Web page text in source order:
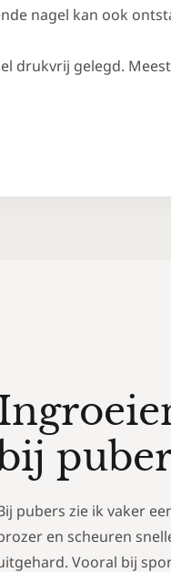
nagel kan ook
drukvrij gelegd.
pubers zie ik vaker
en scheuren
Vooral bij